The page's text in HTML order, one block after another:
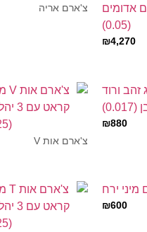
₪4,270
צ'ארם אריה
₪880
צ'ארם אות V
₪600